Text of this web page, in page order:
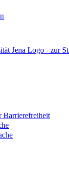
Jena Logo - zur
Barrierefreiheit